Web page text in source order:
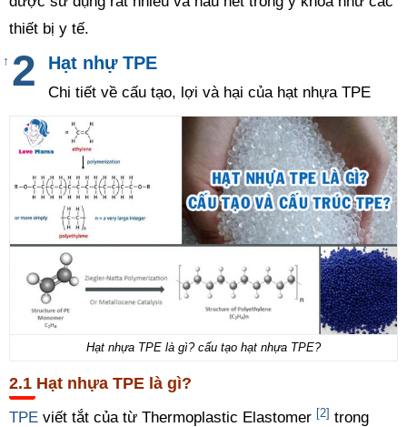
thiết bị y tế.
↑ Hạt nhự TPE
Chi tiết về cấu tạo, lợi và hại của hạt nhựa TPE
Hạt nhựa TPE là gì? cấu tạo hạt nhựa TPE?
Hạt nhựa TPE là gì?
TPE viết tắt của từ Thermoplastic Elastomer [2] trong